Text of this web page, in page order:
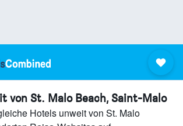
von St. Malo Beach, Saint-Malo
Hotels unweit von St. Malo